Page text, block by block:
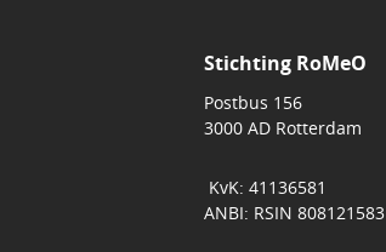
Stichting RoMeO
Postbus 156
3000 AD Rotterdam
KvK: 41136581
ANBI: RSIN 808121583